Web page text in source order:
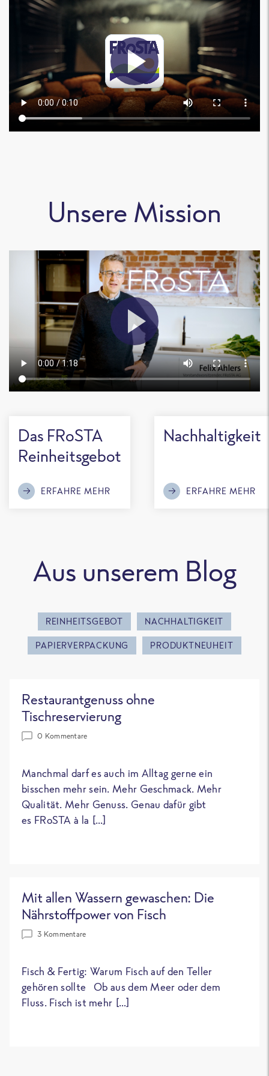
Unsere Mission
Das FRoSTA
Reinheitsgebot
ERFAHRE MEHR
Nachhaltigkeit
ERFAHRE MEHR
Aus unserem Blog
REINHEITSGEBOT NACHHALTIGKEIT
PAPIERVERPACKUNG PRODUKTNEUHEIT
Restaurantgenuss ohne
Tischreservierung
0 Kommentare
Manchmal darf es auch im Alltag gerne ein
bisschen mehr sein. Mehr Geschmack. Mehr
Qualität. Mehr Genuss. Genau dafür gibt
es FRoSTA à la […]
Mit allen Wassern gewaschen: Die
Nährstoffpower von Fisch
3 Kommentare
Fisch & Fertig: Warum Fisch auf den Teller
gehören sollte Ob aus dem Meer oder dem
Fluss. Fisch ist mehr […]